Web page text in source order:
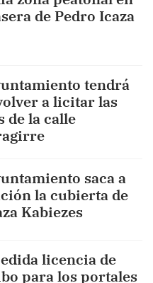
de Pedro Icaza
tendrá
a licitar las
de la calle
saca a
la cubierta de
Kabiezes
licencia de
para los portales